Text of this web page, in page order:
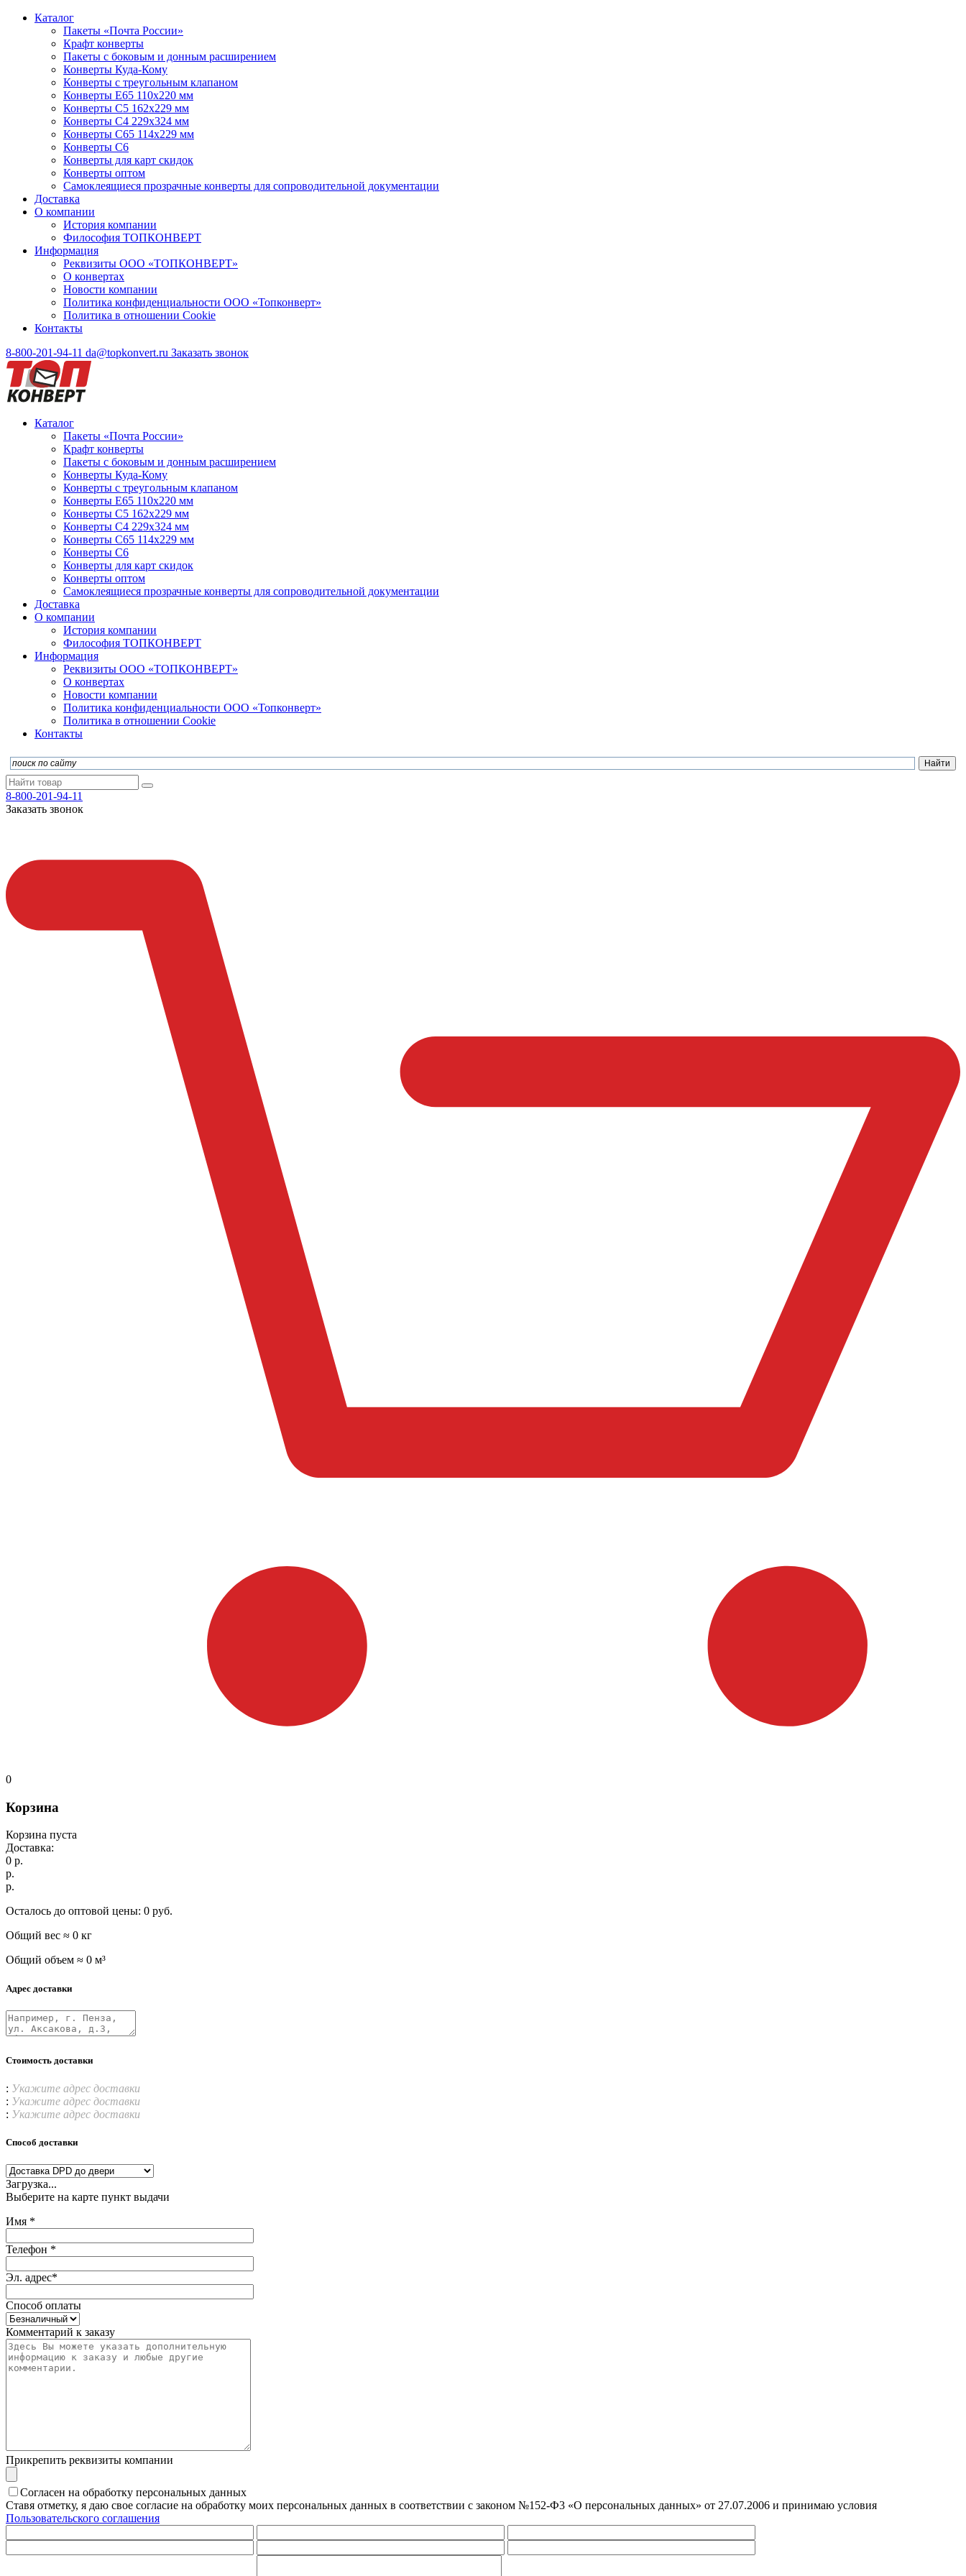
Каталог
Пакеты «Почта России»
Крафт конверты
Пакеты с боковым и донным расширением
Конверты Куда-Кому
Конверты с треугольным клапаном
Конверты Е65 110х220 мм
Конверты С5 162х229 мм
Конверты С4 229х324 мм
Конверты С65 114х229 мм
Конверты С6
Конверты для карт скидок
Конверты оптом
Самоклеящиеся прозрачные конверты для сопроводительной документации
Доставка
О компании
История компании
Философия ТОПКОНВЕРТ
Информация
Реквизиты ООО «ТОПКОНВЕРТ»
О конвертах
Новости компании
Политика конфиденциальности ООО «Топконверт»
Политика в отношении Cookie
Контакты
8-800-201-94-11 da@topkonvert.ru Заказать звонок
Каталог
Пакеты «Почта России»
Крафт конверты
Пакеты с боковым и донным расширением
Конверты Куда-Кому
Конверты с треугольным клапаном
Конверты Е65 110х220 мм
Конверты С5 162х229 мм
Конверты С4 229х324 мм
Конверты С65 114х229 мм
Конверты С6
Конверты для карт скидок
Конверты оптом
Самоклеящиеся прозрачные конверты для сопроводительной документации
Доставка
О компании
История компании
Философия ТОПКОНВЕРТ
Информация
Реквизиты ООО «ТОПКОНВЕРТ»
О конвертах
Новости компании
Политика конфиденциальности ООО «Топконверт»
Политика в отношении Cookie
Контакты
8-800-201-94-11
Заказать звонок
0
Корзина
Корзина пуста
Доставка:
0 р.
р.
р.
Осталось до оптовой цены: 0 руб.
Общий вес ≈ 0 кг
Общий объем ≈ 0 м³
Адрес доставки
Стоимость доставки
: Укажите адрес доставки
: Укажите адрес доставки
: Укажите адрес доставки
Способ доставки
Загрузка...
Выберите на карте пункт выдачи
Имя *
Телефон *
Эл. адрес*
Способ оплаты
Комментарий к заказу
Прикрепить реквизиты компании
Согласен на обработку персональных данных
Ставя отметку, я даю свое согласие на обработку моих персональных данных в соответствии с законом №152-Ф3 «О персональных данных» от 27.07.2006 и принимаю условия
Пользовательского соглашения